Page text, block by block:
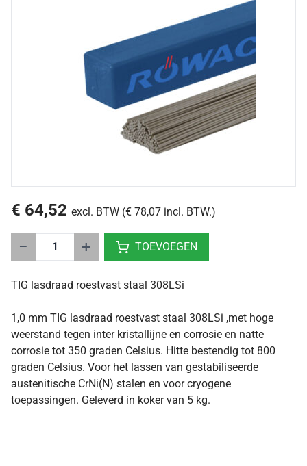
1,0 mm TIG lasdraad roestvast staal 308LSi ,met hoge
weerstand tegen inter kristallijne en corrosie en natte
corrosie tot 350 graden Celsius. Hitte bestendig tot 800
graden Celsius. Voor het lassen van gestabiliseerde
austenitische CrNi(N) stalen en voor cryogene
toepassingen. Geleverd in koker van 5 kg.
€ 64,52 excl. BTW (€ 78,07 incl. BTW.)
− + TOEVOEGEN
TIG lasdraad roestvast staal 308LSi